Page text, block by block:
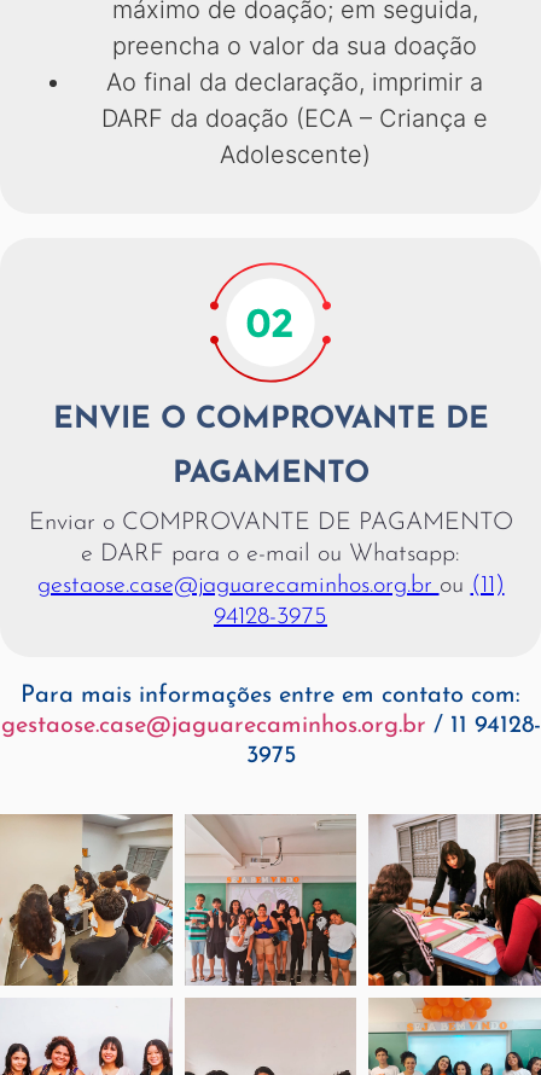
máximo de doação; em seguida,
preencha o valor da sua doação
Ao final da declaração, imprimir a
DARF da doação (ECA – Criança e
Adolescente)
ENVIE O COMPROVANTE DE
PAGAMENTO
Enviar o COMPROVANTE DE PAGAMENTO
e DARF para o e-mail ou Whatsapp:
gestaose.case@jaguarecaminhos.org.br ou (11)
94128-3975
Para mais informações entre em contato com:
gestaose.case@jaguarecaminhos.org.br / 11 94128-
3975